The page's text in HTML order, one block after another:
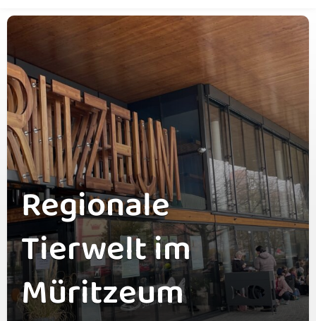
Regionale
Tierwelt im
Müritzeum